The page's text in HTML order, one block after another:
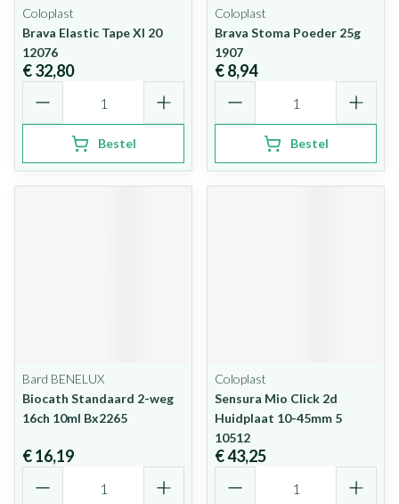
Coloplast
Brava Elastic Tape Xl 20
12076
€ 32,80
Bestel
Coloplast
Brava Stoma Poeder 25g
1907
€ 8,94
Bestel
Bard BENELUX
Biocath Standaard 2-weg
16ch 10ml Bx2265
€ 16,19
Coloplast
Sensura Mio Click 2d
Huidplaat 10-45mm 5
10512
€ 43,25